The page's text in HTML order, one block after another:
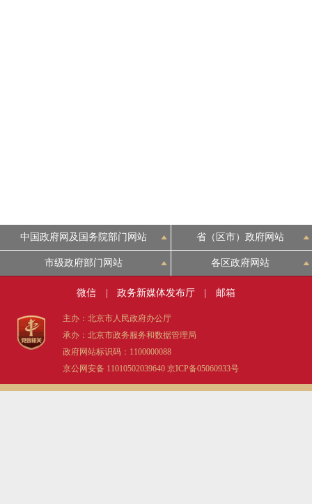
中国政府网及国务院部门网站 省（区市）政府网站
市级政府部门网站 各区政府网站
微信 政务新媒体发布厅 邮箱
主办：北京市人民政府办公厅
承办：北京市政务服务和数据管理局
政府网站标识码：1100000088
京公网安备 11010502039640 京ICP备05060933号